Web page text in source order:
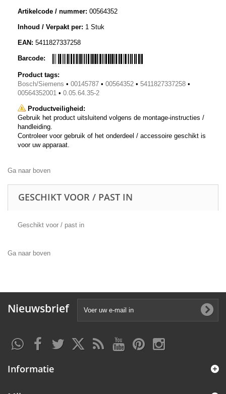
Artikelcode / nummer: 00564352
Inhoud / Verpakt per: 1 Stuk
EAN: 5411827337258
Barcode:
Product tags:
Bosch/Siemens • 00145787 • 00564352 • 5411827337258 •
00564352001 • 0.05.64.35-2
Productveiligheid:
Gebruik het product uitsluitend volgens de montage-instructies /
handleiding.
Controleer voor gebruik of het onderdeel / accessoire geschikt is
voor uw apparaat.
Ga naar boven
GESCHIKT VOOR / PAST IN
Geschikt voor / past in
Ga naar boven
Nieuwsbrief
Informatie